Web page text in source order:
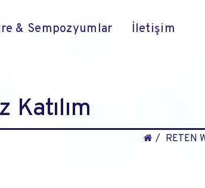
& Sempozyumlar İletişim